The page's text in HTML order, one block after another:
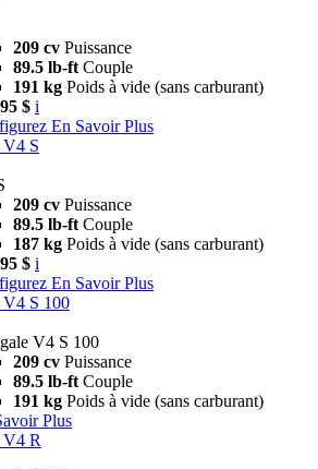
209 cv Puissance
89.5 lb-ft Couple
191 kg Poids à vide (sans carburant)
$ i
En Savoir Plus
V4 S
209 cv Puissance
89.5 lb-ft Couple
187 kg Poids à vide (sans carburant)
$ i
En Savoir Plus
V4 S 100
V4 S 100
209 cv Puissance
89.5 lb-ft Couple
191 kg Poids à vide (sans carburant)
Plus
V4 R